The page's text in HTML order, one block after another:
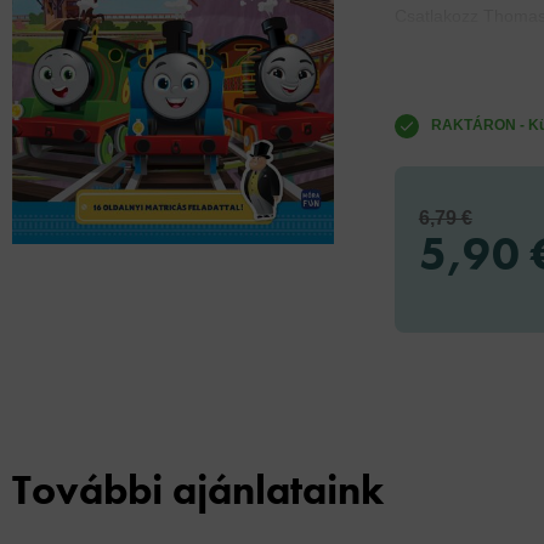
Csatlakozz
RAKTÁRON -
6,79 €
5,90
További ajánlataink